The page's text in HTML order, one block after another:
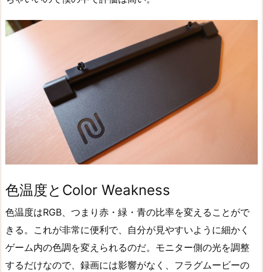
色温度とColor Weakness‎
色温度はRGB、つまり赤・緑・青の比率を変えることがで
きる。これが非常に便利で、自分が見やすいように細かく
ゲーム内の色調を変えられるのだ。モニター側の光を調整
するだけなので、録画には影響がなく、フラグムービーの